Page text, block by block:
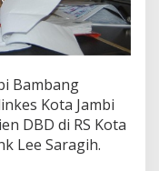
Bambang
Kota Jambi
DBD di RS Kota
Lee Saragih.